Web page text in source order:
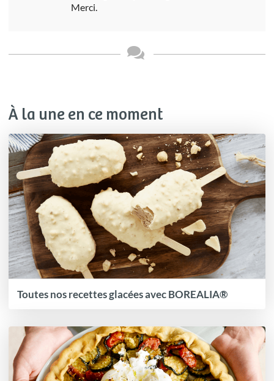
Merci.
À la une en ce moment
Toutes nos recettes glacées avec BOREALIA®